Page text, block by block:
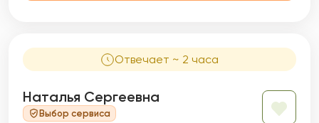
Отвечает ~ 2 часа
Наталья Сергеевна
Выбор сервиса